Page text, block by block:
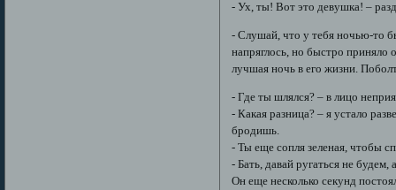
- Ух, ты! Вот это девушка! –
- Слушай, что у тебя ночью-то
напряглось, но быстро приняло
лучшая ночь в его жизни.
- Где ты шлялся? – в лицо
- Какая разница? – я устало
бродишь.
- Ты еще сопля зеленая, чтобы
- Бать, давай ругаться не будем,
Он еще несколько секунд